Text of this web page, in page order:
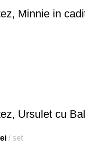
Minnie in
Ursulet cu
lei set